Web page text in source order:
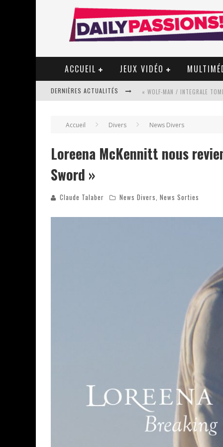
ACCUEIL JEUX VIDÉO
DERNIÈRES ACTUALITÉS « WOLF-MAN / INTEGRALE
PSYRIVER 2026 : LA MAGIE
« MOFUSAND / PARLER
ASSASSIN'S CREED BLACK FLAG
« LE VENT DAND LES SAULES
« DAMN THEM ALL » - UN DUO
YOSHI AND THE MYSTERIOUS
Accueil Divers News Divers
Loreena McKennitt nous
Sword »
Claude Talaber News Divers, News Sorties